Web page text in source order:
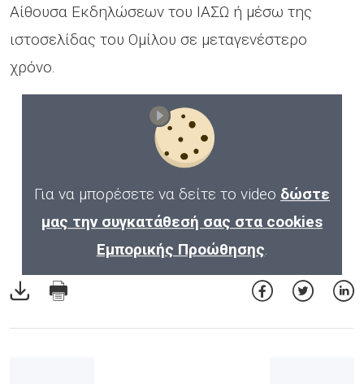
Αίθουσα Εκδηλώσεων του ΙΑΣΩ ή μέσω της
ιστοσελίδας του Ομίλου σε μεταγενέστερο
χρόνο.
Για να μπορέσετε να δείτε το video δώστε
μας την συγκατάθεσή σας στα cookies
Εμπορικής Προώθησης.